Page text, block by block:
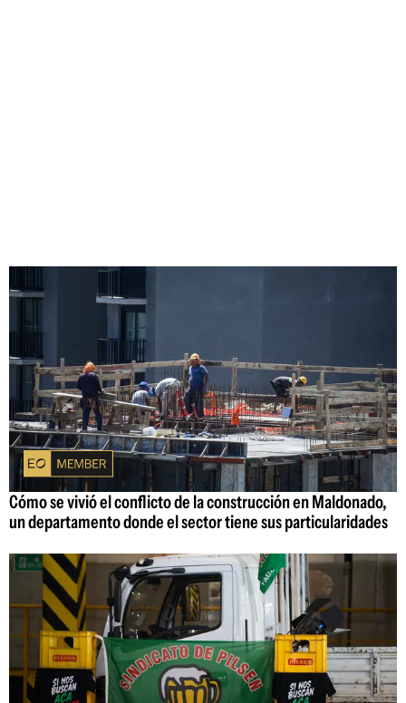
Cómo se vivió el conflicto de la construcción en Maldonado,
un departamento donde el sector tiene sus particularidades